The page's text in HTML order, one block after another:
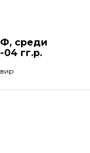
среди
гг.р.